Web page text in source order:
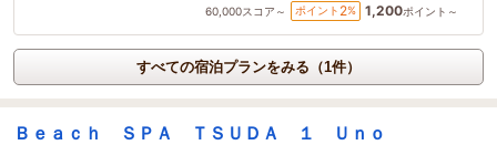
60,000スコア～ ポイント 2% 1,200ポイント～
すべての宿泊プランをみる（1件）
Ｂｅａｃｈ ＳＰＡ ＴＳＵＤＡ １ Ｕｎｏ